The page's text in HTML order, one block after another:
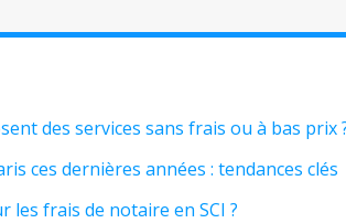
des services sans frais ou à bas prix
ces dernières années : tendances clés
les frais de notaire en SCI ?